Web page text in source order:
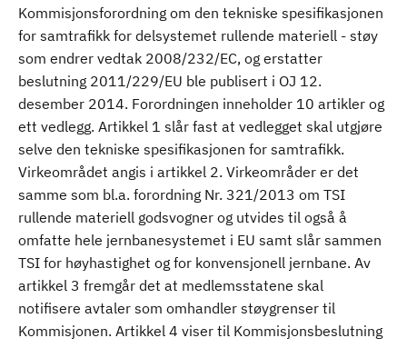
Kommisjonsforordning om den tekniske spesifikasjonen
for samtrafikk for delsystemet rullende materiell - støy
som endrer vedtak 2008/232/EC, og erstatter
beslutning 2011/229/EU ble publisert i OJ 12.
desember 2014. Forordningen inneholder 10 artikler og
ett vedlegg. Artikkel 1 slår fast at vedlegget skal utgjøre
selve den tekniske spesifikasjonen for samtrafikk.
Virkeområdet angis i artikkel 2. Virkeområder er det
samme som bl.a. forordning Nr. 321/2013 om TSI
rullende materiell godsvogner og utvides til også å
omfatte hele jernbanesystemet i EU samt slår sammen
TSI for høyhastighet og for konvensjonell jernbane. Av
artikkel 3 fremgår det at medlemsstatene skal
notifisere avtaler som omhandler støygrenser til
Kommisjonen. Artikkel 4 viser til Kommisjonsbeslutning